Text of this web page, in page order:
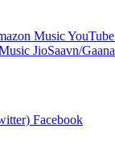
MusicYouTube
JioSaavn/Gaana
Facebook